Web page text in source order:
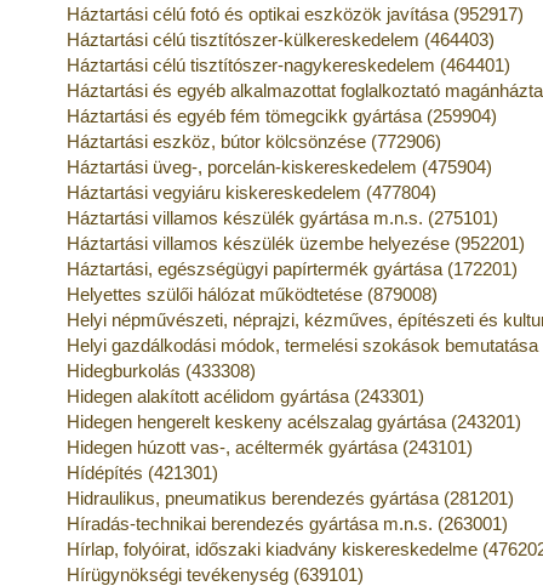
Háztartási célú fotó és optikai eszközök javítása (952917)
Háztartási célú tisztítószer-külkereskedelem (464403)
Háztartási célú tisztítószer-nagykereskedelem (464401)
Háztartási és egyéb alkalmazottat foglalkoztató
Háztartási és egyéb fém tömegcikk gyártása (259904)
Háztartási eszköz, bútor kölcsönzése (772906)
Háztartási üveg-, porcelán-kiskereskedelem (475904)
Háztartási vegyiáru kiskereskedelem (477804)
Háztartási villamos készülék gyártása m.n.s. (275101)
Háztartási villamos készülék üzembe helyezése (952201)
Háztartási, egészségügyi papírtermék gyártása (172201)
Helyettes szülői hálózat működtetése (879008)
Helyi népművészeti, néprajzi, kézműves, építészeti és
Helyi gazdálkodási módok, termelési szokások bemutatása
Hidegburkolás (433308)
Hidegen alakított acélidom gyártása (243301)
Hidegen hengerelt keskeny acélszalag gyártása (243201)
Hidegen húzott vas-, acéltermék gyártása (243101)
Hídépítés (421301)
Hidraulikus, pneumatikus berendezés gyártása (281201)
Híradás-technikai berendezés gyártása m.n.s. (263001)
Hírlap, folyóirat, időszaki kiadvány kiskereskedelme
Hírügynökségi tevékenység (639101)